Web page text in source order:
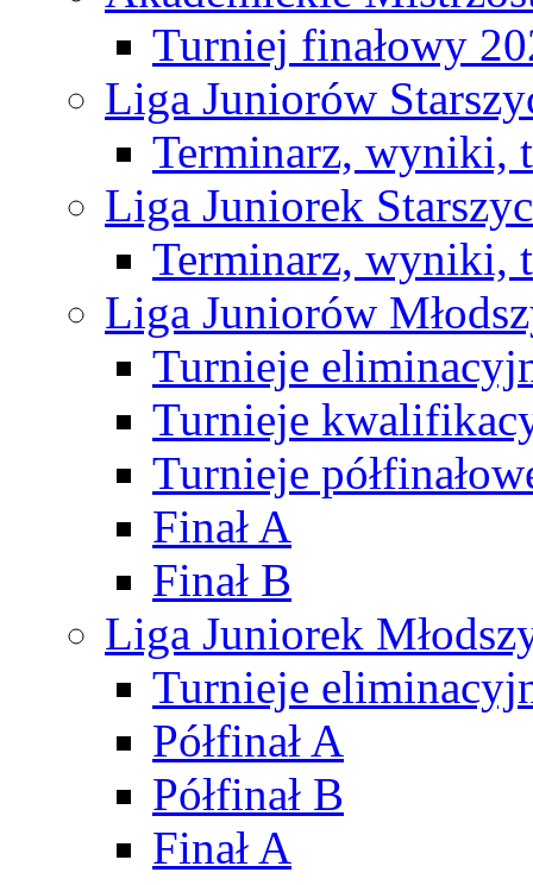
Turniej finałowy
Liga Juniorów
Terminarz, wyniki,
Liga Juniorek
Terminarz, wyniki,
Liga Juniorów
Turnieje
Turnieje
Turnieje
Finał A
Finał B
Liga Juniorek
Turnieje
Półfinał A
Półfinał B
Finał A